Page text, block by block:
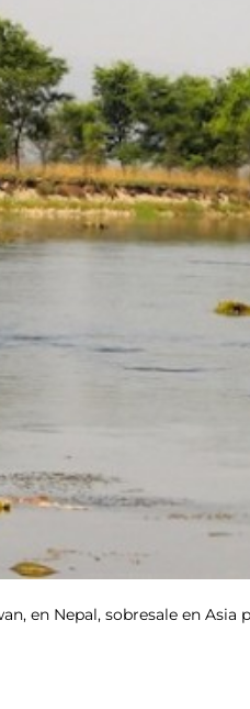
en Nepal, sobresale en